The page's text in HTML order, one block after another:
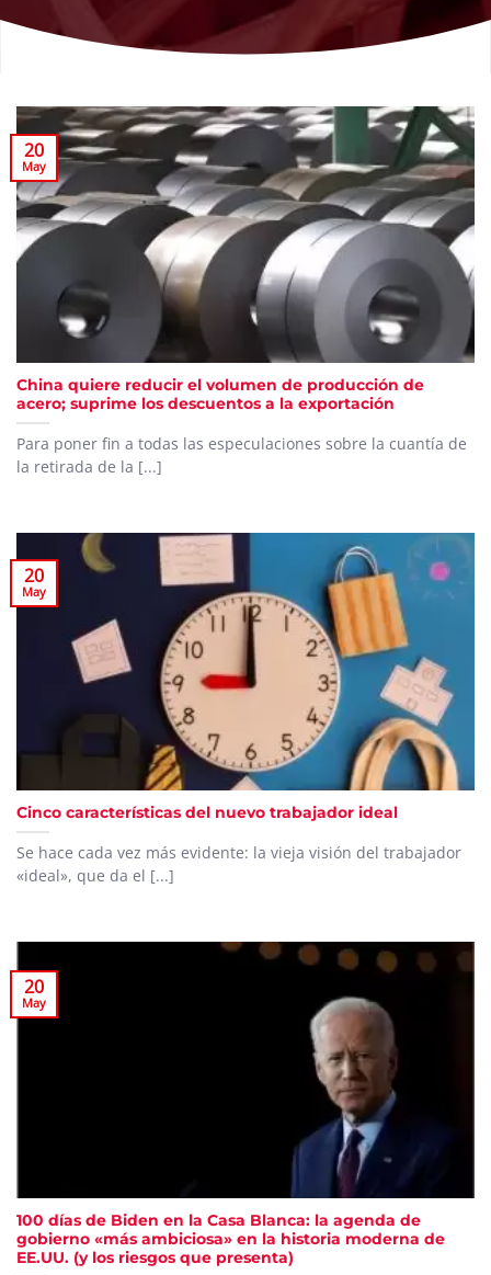
China quiere reducir el volumen de producción de
acero; suprime los descuentos a la exportación
Para poner fin a todas las especulaciones sobre la cuantía de
la retirada de la [...]
20
May
Cinco características del nuevo trabajador ideal
Se hace cada vez más evidente: la vieja visión del trabajador
«ideal», que da el [...]
20
May
100 días de Biden en la Casa Blanca: la agenda de
gobierno «más ambiciosa» en la historia moderna de
EE.UU. (y los riesgos que presenta)
20
May